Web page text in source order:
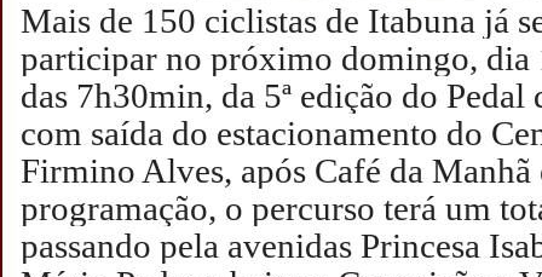
Mais de 150 ciclistas de Itabuna já
participar no próximo domingo, dia
das 7h30min, da 5ª edição do
com saída do estacionamento do
Firmino Alves, após Café da Manhã
programação, o percurso terá um
passando pela avenidas Princesa